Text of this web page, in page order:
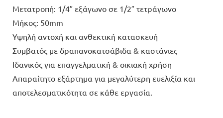
Μετατροπή: 1/4″ εξάγωνο σε 1/2″ τετράγωνο
Μήκος: 50mm
Υψηλή αντοχή και ανθεκτική κατασκευή
Συμβατός με δραπανοκατσάβιδα & καστάνιες
Ιδανικός για επαγγελματική & οικιακή χρήση
Απαραίτητο εξάρτημα για μεγαλύτερη ευελιξία και
αποτελεσματικότητα σε κάθε εργασία.